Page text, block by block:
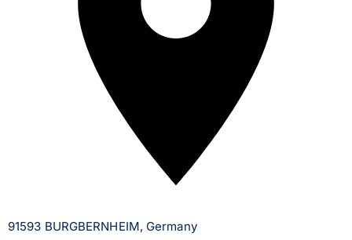
91593 BURGBERNHEIM, Germany